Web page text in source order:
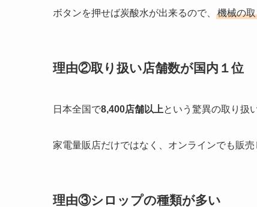
ボタンを押せば炭酸水が出来るので、 機械の
理由②取り扱い店舗数が国内１位
日本全国で8,400店舗以上という驚異の取り扱
家電量販店だけではなく、オンラインでも販売
理由③シロップの種類が多い